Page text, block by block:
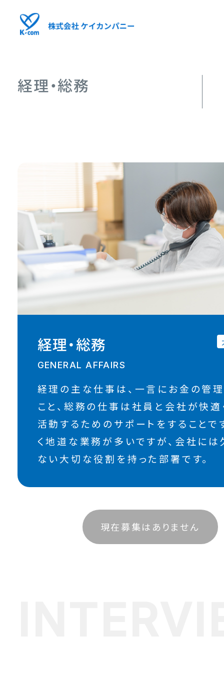
経理・総務
経理・総務
GENERAL AFFAIRS
経理の主な仕事は、一言にお金の管
こと、総務の仕事は社員と会社が快適
活動するためのサポートをすることで
く地道な業務が多いですが、会社には
ない大切な役割を持った部署です。
現在募集はありません